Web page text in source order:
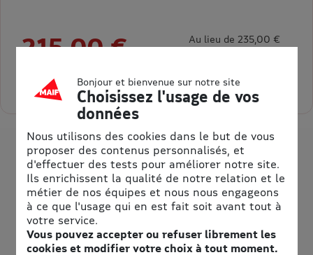
215,00 €
Au lieu de 235,00 €
Sélectionner la quantité pour Adulte A partir de 12 ans
Bonjour et bienvenue sur notre site
Choisissez l'usage de vos
données
Nous utilisons des cookies dans le but de vous
proposer des contenus personnalisés, et
d'effectuer des tests pour améliorer notre site.
Ils enrichissent la qualité de notre relation et le
métier de nos équipes et nous nous engageons
à ce que l'usage qui en est fait soit avant tout à
votre service.
Vous pouvez accepter ou refuser librement les
cookies et modifier votre choix à tout moment.